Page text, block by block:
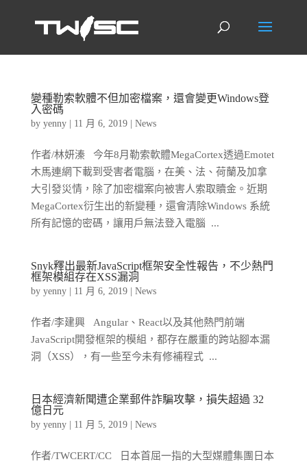
變種勒索軟體不但加密檔案，還會變更Windows登
入密碼
by yenny| 11 月 6, 2019| News
作者/林妍溱 今年8月勒索軟體MegaCortex透過Emotet
木馬連網下載到受害者電腦，在美、法、荷蘭及加拿
大引發災情，除了加密檔案向被害人索取贖金。近期
MegaCortex衍生出的新變種，還會清除Windows 系統
所有記憶的密碼，讓用戶無法登入電腦 ...
Snyk釋出最新JavaScript框架安全性報告，不少熱門
框架模組存在XSS漏洞
by yenny| 11 月 6, 2019| News
作者/李建興 Angular、React以及其他熱門前端
JavaScript開發框架的模組，都存在嚴重的跨站腳本漏
洞（XSS），有一些至今未有修補程式 ...
日本經濟新聞遭企業郵件詐騙攻擊，損失超過 32
億日元
by yenny| 11 月 5, 2019| News
作者/TWCERT/CC 日本首屈一指的大型媒體集團日本